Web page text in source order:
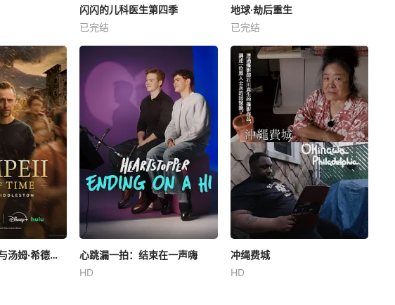
闪闪的儿科医生第四季
已完结
地球·劫后重生
已完结
寻迹庞贝古城：与汤姆·希德勒斯顿同行
心跳漏一拍：结束在一声嗨
HD
冲绳费城
HD